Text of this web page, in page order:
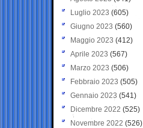
Luglio 2023 (605)
Giugno 2023 (560)
Maggio 2023 (412)
Aprile 2023 (567)
Marzo 2023 (506)
Febbraio 2023 (505)
Gennaio 2023 (541)
Dicembre 2022 (525)
Novembre 2022 (526)